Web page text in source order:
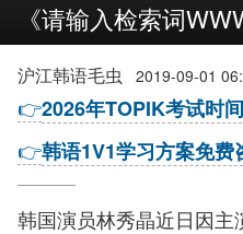
《请输入检索词
沪江韩语毛虫 2019-09-01
👉2026年TOPIK考试时
👉韩语1V1学习方案免费
韩国演员林秀晶近日因主